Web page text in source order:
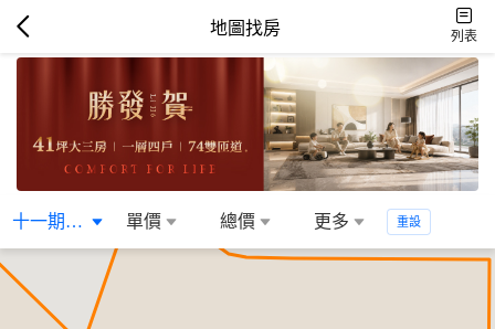
地圖找房 列表
十一期重劃區 單價 總價 更多 重設